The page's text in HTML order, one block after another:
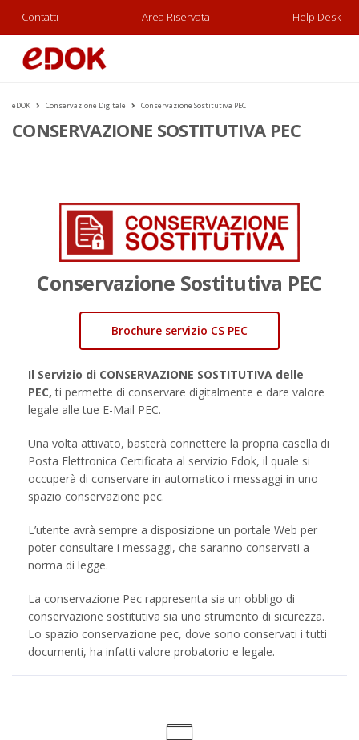
Help Desk
Area Riservata
Contatti
eDOK Conservazione Digitale Conservazione Sostitutiva PEC
CONSERVAZIONE SOSTITUTIVA PEC
Conservazione Sostitutiva PEC
Brochure servizio CS PEC
Il Servizio di CONSERVAZIONE SOSTITUTIVA delle
PEC,ti permette di conservare digitalmente e dare valore
legale alle tue E-Mail PEC.
Una volta attivato, basterà connettere la propria casella di
Posta Elettronica Certificata al servizio Edok, il quale si
occuperà di conservare in automatico i messaggi in uno
spazio conservazione pec.
L’utente avrà sempre a disposizione un portale Web per
poter consultare i messaggi, che saranno conservati a
norma di legge.
La conservazione Pec rappresenta sia un obbligo di
conservazione sostitutiva sia uno strumento di sicurezza.
Lo spazio conservazione pec, dove sono conservati i tutti
documenti, ha infatti valore probatorio e legale.